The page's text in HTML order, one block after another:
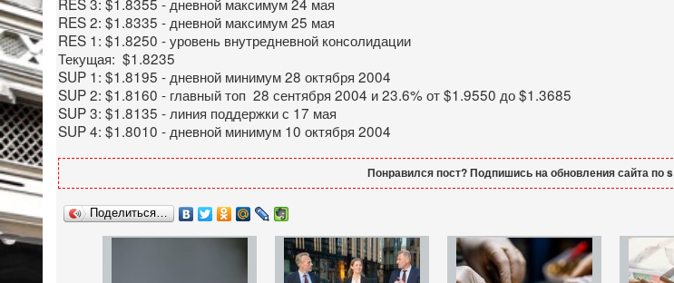
RES 2: $1.8335 - дневной максимум 25 мая
RES 1: $1.8250 - уровень внутредневной консолидации
Текущая: $1.8235
SUP 1: $1.8195 - дневной минимум 28 октября 2004
SUP 2: $1.8160 - главный топ 28 сентября 2004 и 23.6% от $1.9550 до $1.3685
SUP 3: $1.8135 - линия поддержки с 17 мая
SUP 4: $1.8010 - дневной минимум 10 октября 2004
Понравился пост? Подпишись на обновления сайта по s
Поделиться…